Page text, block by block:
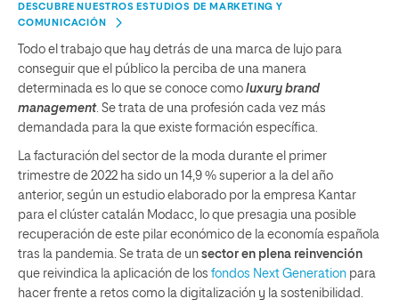
DESCUBRE NUESTROS ESTUDIOS DE MARKETING Y
COMUNICACIÓN
Todo el trabajo que hay detrás de una marca de lujo para
conseguir que el público la perciba de una manera
determinada es lo que se conoce como luxury brand
management. Se trata de una profesión cada vez más
demandada para la que existe formación específica.
La facturación del sector de la moda durante el primer
trimestre de 2022 ha sido un 14,9 % superior a la del año
anterior, según un estudio elaborado por la empresa Kantar
para el clúster catalán Modacc, lo que presagia una posible
recuperación de este pilar económico de la economía española
tras la pandemia. Se trata de un sector en plena reinvención
que reivindica la aplicación de los fondos Next Generation para
hacer frente a retos como la digitalización y la sostenibilidad.